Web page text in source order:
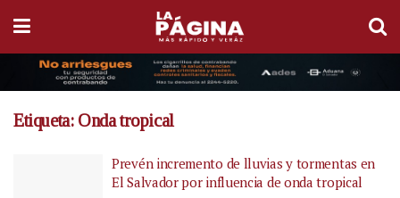
Etiqueta: Onda tropical
Prevén incremento de lluvias y tormentas en
El Salvador por influencia de onda tropical